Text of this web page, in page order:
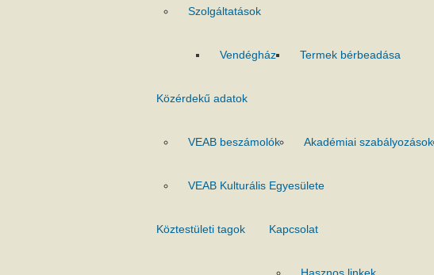
Szolgáltatások
Vendégház Termek bérbeadása
Közérdekű adatok
VEAB beszámolók Akadémiai szabályozások
VEAB Kulturális Egyesülete
Köztestületi tagok Kapcsolat